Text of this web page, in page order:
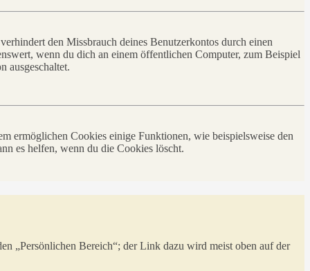
den Missbrauch deines Benutzerkontos durch einen
wenn du dich an einem öffentlichen Computer, zum Beispiel
ausgeschaltet.
ermöglichen Cookies einige Funktionen, wie beispielsweise den
es helfen, wenn du die Cookies löscht.
„Persönlichen Bereich“; der Link dazu wird meist oben auf der